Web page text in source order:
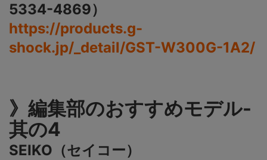
5334-4869）
https://products.g-
shock.jp/_detail/GST-W300G-1A2/
》編集部のおすすめモデル-
其の4
SEIKO（セイコー）